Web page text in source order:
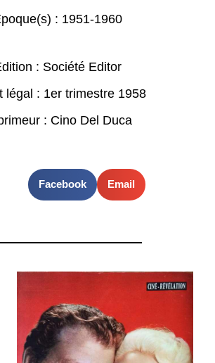
: 1951-1960
: Société Editor
légal : 1er trimestre 1958
: Cino Del Duca
Facebook Email